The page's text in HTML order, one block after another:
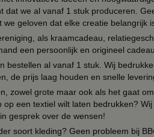
dat we al vanaf 1 stuk produceren.
geloven dat elke creatie belangrijk
als kraamcadeau,
een persoonlijk en origineel
bestellen al vanaf 1 stuk. Wij
de prijs laag houden en snelle
zowel grote maar ook als het gaat
een textiel wilt laten bedrukken?
gesprek over de wensen!
soort kleding? Geen probleem bij